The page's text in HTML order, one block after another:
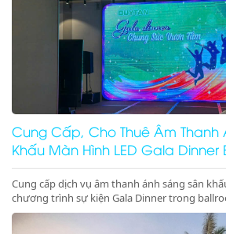
Cung Cấp, Cho Thuê Âm Thanh
Khấu Màn Hình LED Gala Dinner
Thiết Mũi Né Kê Gà Ninh Thuận
Cung cấp dịch vụ âm thanh ánh sáng sân
chương trình sự kiện Gala Dinner trong
Phan Thiết, Mũi Né, Kê Gà, Ninh Thuận, Ninh
nghiệp, đẳng cấp. Đặt lịch ngay nhận ưu đãi